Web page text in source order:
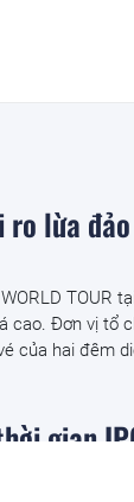
lừa
TOUR
cao. Đơn vị tổ
của hai đêm
gian